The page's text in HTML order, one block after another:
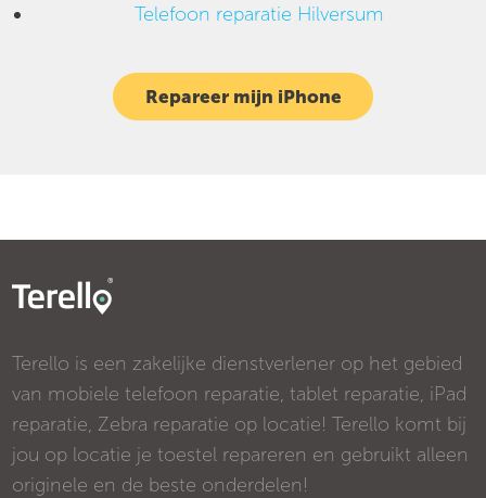
Telefoon reparatie Hilversum
Repareer mijn iPhone
Terello is een zakelijke dienstverlener op het gebied
van mobiele telefoon reparatie, tablet reparatie, iPad
reparatie, Zebra reparatie op locatie! Terello komt bij
jou op locatie je toestel repareren en gebruikt alleen
originele en de beste onderdelen!